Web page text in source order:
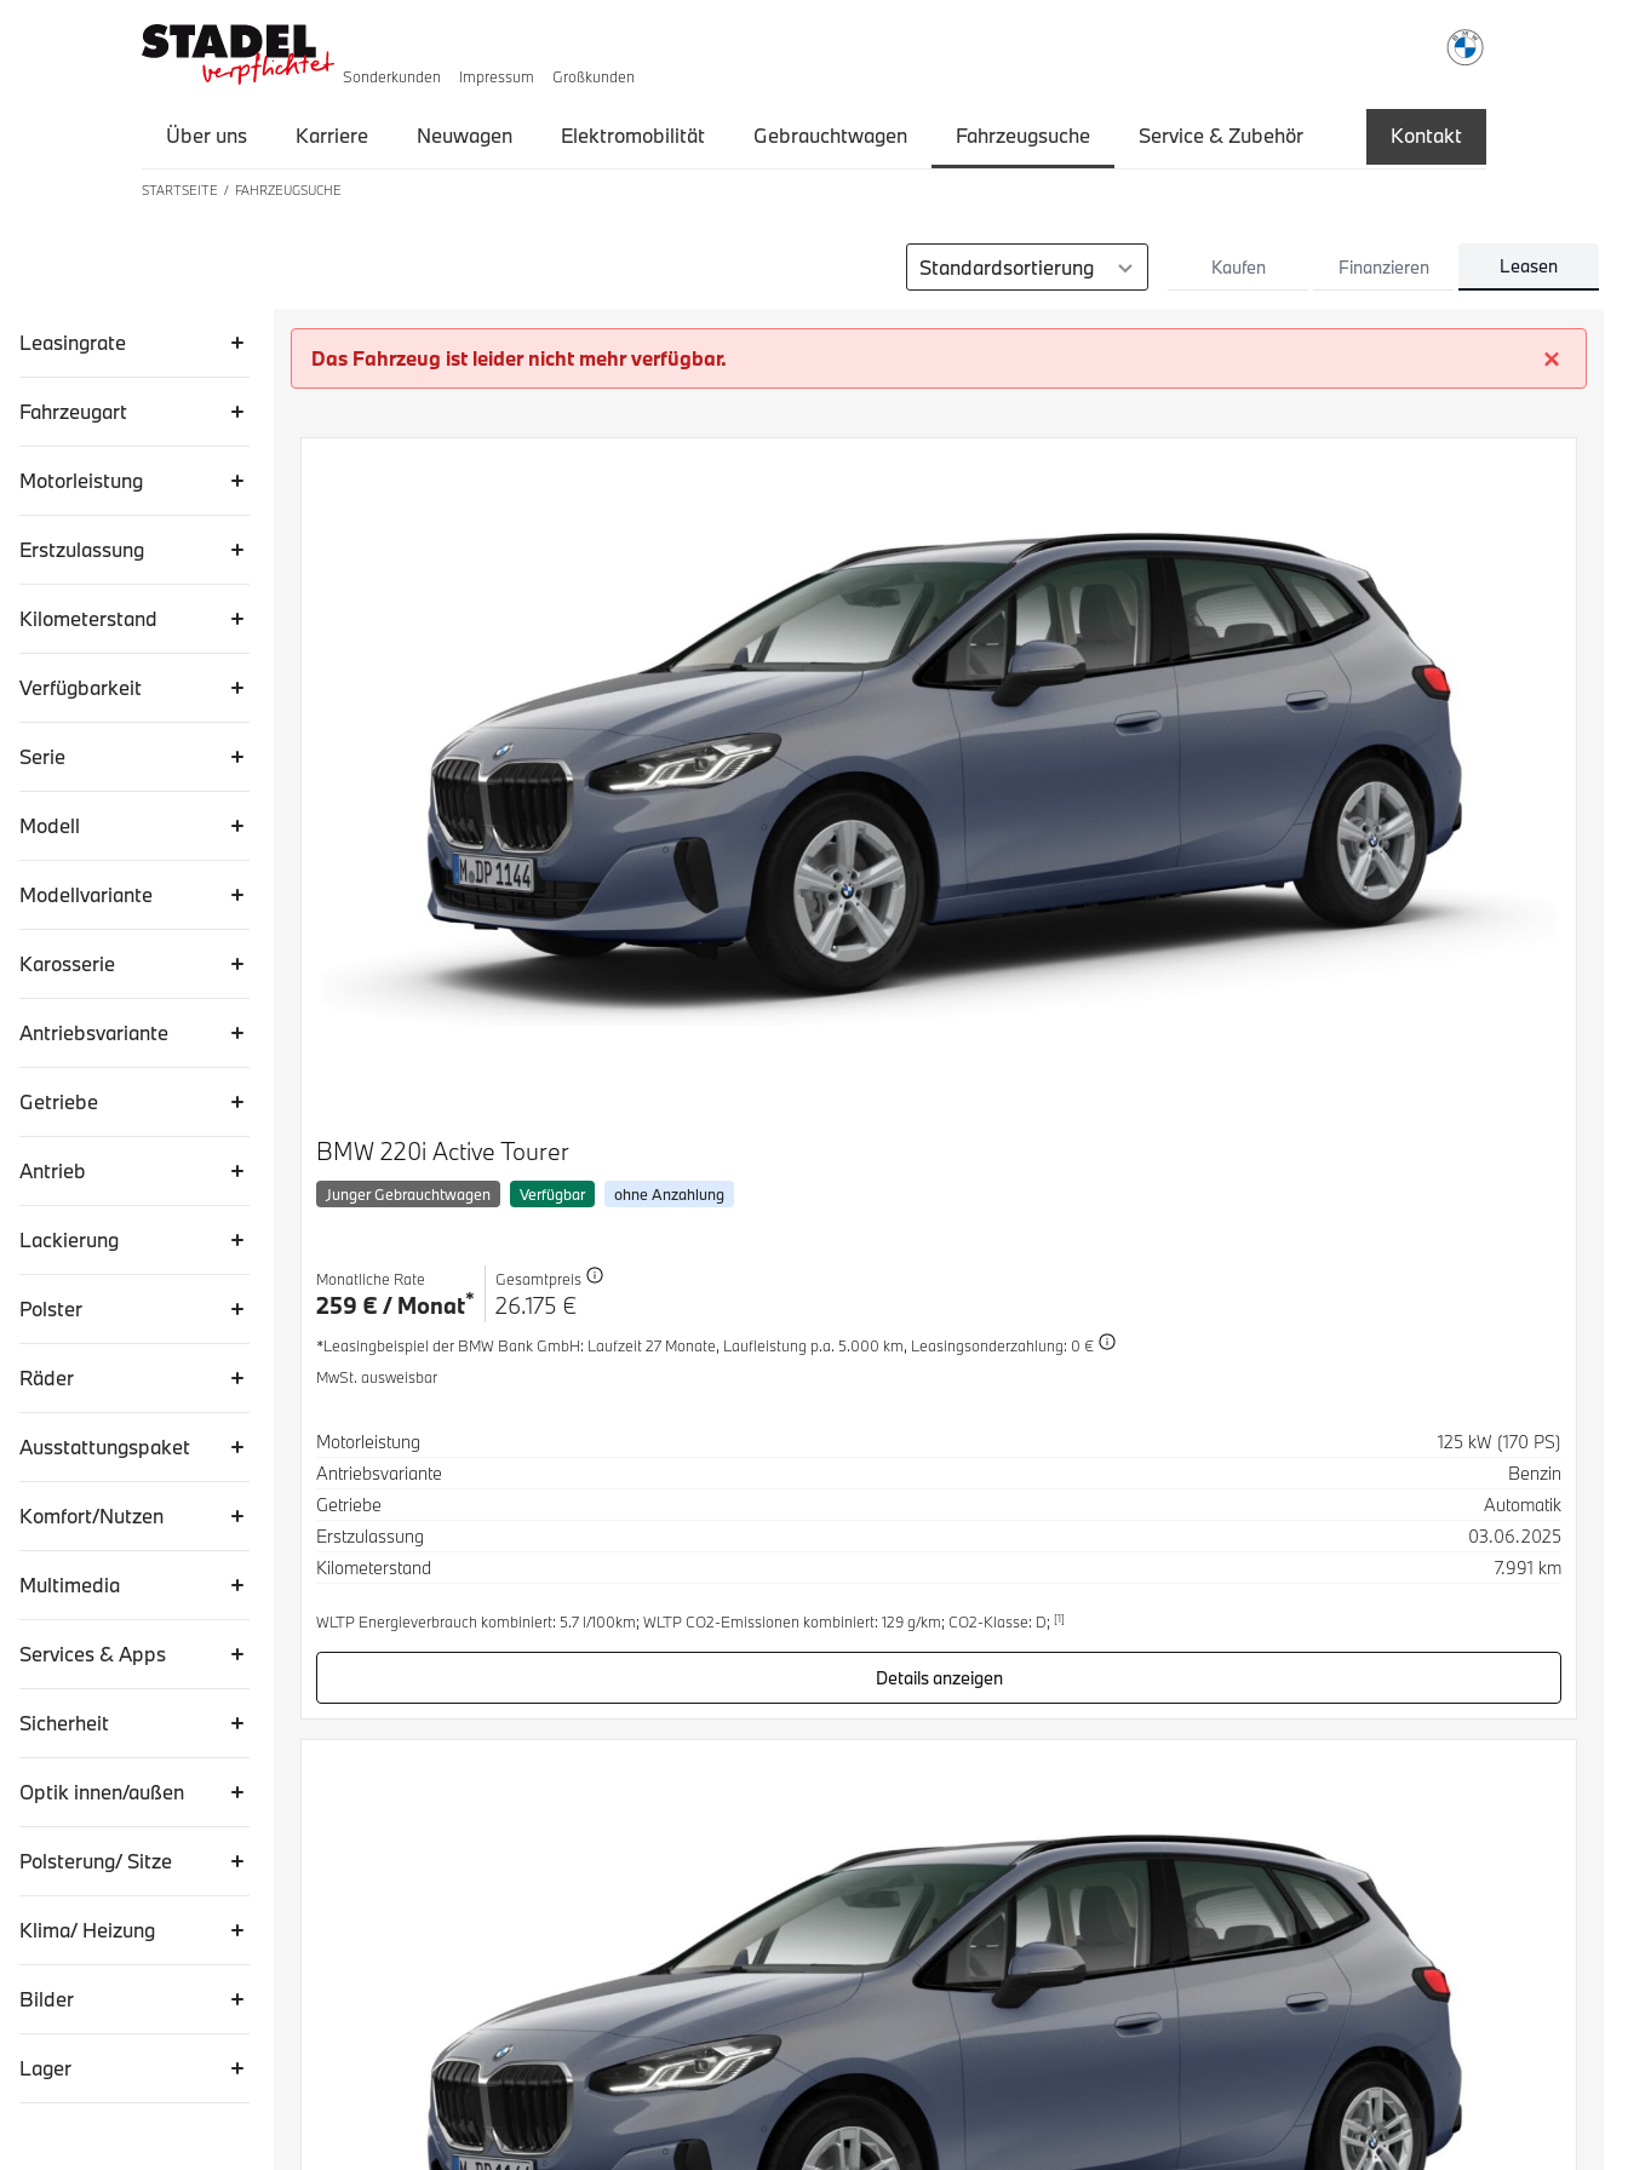
Sonderkunden Impressum Großkunden
Über uns Karriere Neuwagen Elektromobilität Gebrauchtwagen Fahrzeugsuche Service & Zubehör Kontakt
STARTSEITE FAHRZEUGSUCHE
Sortierung auswählen Kaufen Finanzieren Leasen
Leasingrate
Fahrzeugart
Motorleistung
Erstzulassung
Kilometerstand
Verfügbarkeit
Serie
Modell
Modellvariante
Karosserie
Antriebsvariante
Getriebe
Antrieb
Lackierung
Polster
Räder
Ausstattungspaket
Komfort/Nutzen
Multimedia
Services & Apps
Sicherheit
Optik innen/außen
Polsterung/ Sitze
Klima/ Heizung
Bilder
Lager
Das Fahrzeug ist leider nicht mehr verfügbar.
BMW 220i Active Tourer
Junger Gebrauchtwagen Verfügbar ohne Anzahlung
Monatliche Rate
259 € / Monat*
Gesamtpreis
26.175 €
*Leasingbeispiel der BMW Bank GmbH: Laufzeit 27 Monate, Laufleistung p.a. 5.000 km, Leasingsonderzahlung: 0 €
MwSt. ausweisbar
Spezifikation
Motorleistung
125 kW (170 PS)
Antriebsvariante
Benzin
Getriebe
Automatik
Erstzulassung
03.06.2025
Kilometerstand
7.991 km
WLTP Energieverbrauch kombiniert: 5.7 l/100km; WLTP CO2-Emissionen kombiniert: 129 g/km; CO2-Klasse: D; [1]
Details anzeigen